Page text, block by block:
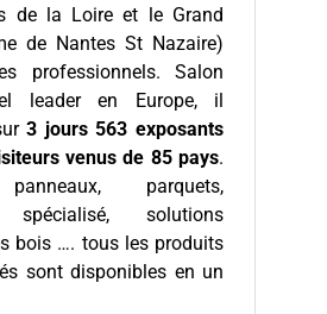
de la Loire et le Grand
de Nantes St Nazaire)
professionnels. Salon
leader en Europe, il
3 jours 563 exposants
venus de 85 pays.
parquets,
spécialisé, solutions
bois …. tous les produits
sont disponibles en un